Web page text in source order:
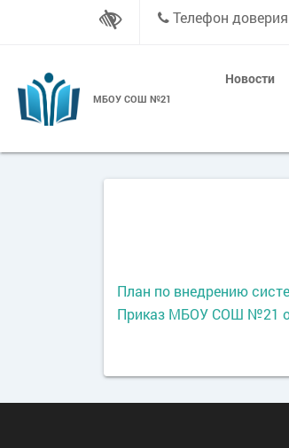
Телефон
МБОУ СОШ №21
Новости
План по внедрению
Приказ МБОУ СОШ №21